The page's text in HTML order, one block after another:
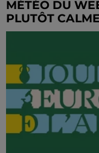
MÉTÉO DU
PLUTÔT